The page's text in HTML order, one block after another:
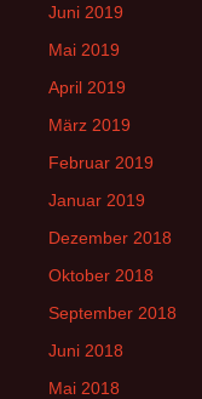
Juni 2019
Mai 2019
April 2019
März 2019
Februar 2019
Januar 2019
Dezember 2018
Oktober 2018
September 2018
Juni 2018
Mai 2018